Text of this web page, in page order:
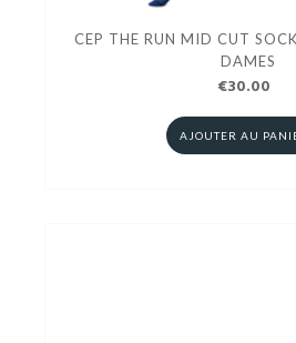
CEP THE RUN MID CUT
DAMES
€30.00
AJOUTER AU